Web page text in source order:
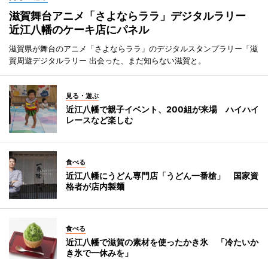
滋賀舞台アニメ「さよならララ」デジタルラリー
近江八幡のケーキ店にパネル
滋賀県が舞台のアニメ「さよならララ」のデジタルスタンプラリー「滋
賀周遊デジタルラリー 出会った、まだ知らない滋賀と。
見る・遊ぶ
近江八幡で親子イベント、200組が来場 ハイハイ
レースなど楽しむ
食べる
近江八幡にうどん専門店「うどん一番槍」 国家資
格者が店内製麺
食べる
近江八幡で滋賀の素材を使ったかき氷 「冷たいか
き氷で一休みを」